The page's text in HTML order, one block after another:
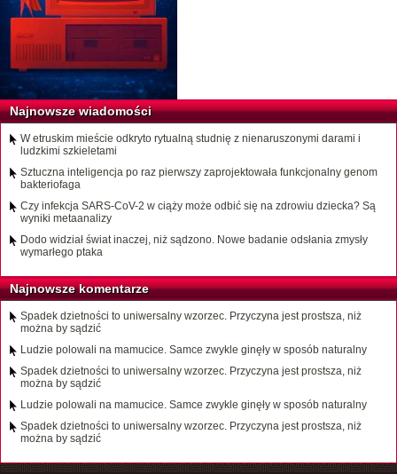
Najnowsze wiadomości
W etruskim mieście odkryto rytualną studnię z nienaruszonymi darami i
ludzkimi szkieletami
Sztuczna inteligencja po raz pierwszy zaprojektowała funkcjonalny genom
bakteriofaga
Czy infekcja SARS-CoV-2 w ciąży może odbić się na zdrowiu dziecka? Są
wyniki metaanalizy
Dodo widział świat inaczej, niż sądzono. Nowe badanie odsłania zmysły
wymarłego ptaka
Najnowsze komentarze
Spadek dzietności to uniwersalny wzorzec. Przyczyna jest prostsza, niż
można by sądzić
Ludzie polowali na mamucice. Samce zwykle ginęły w sposób naturalny
Spadek dzietności to uniwersalny wzorzec. Przyczyna jest prostsza, niż
można by sądzić
Ludzie polowali na mamucice. Samce zwykle ginęły w sposób naturalny
Spadek dzietności to uniwersalny wzorzec. Przyczyna jest prostsza, niż
można by sądzić